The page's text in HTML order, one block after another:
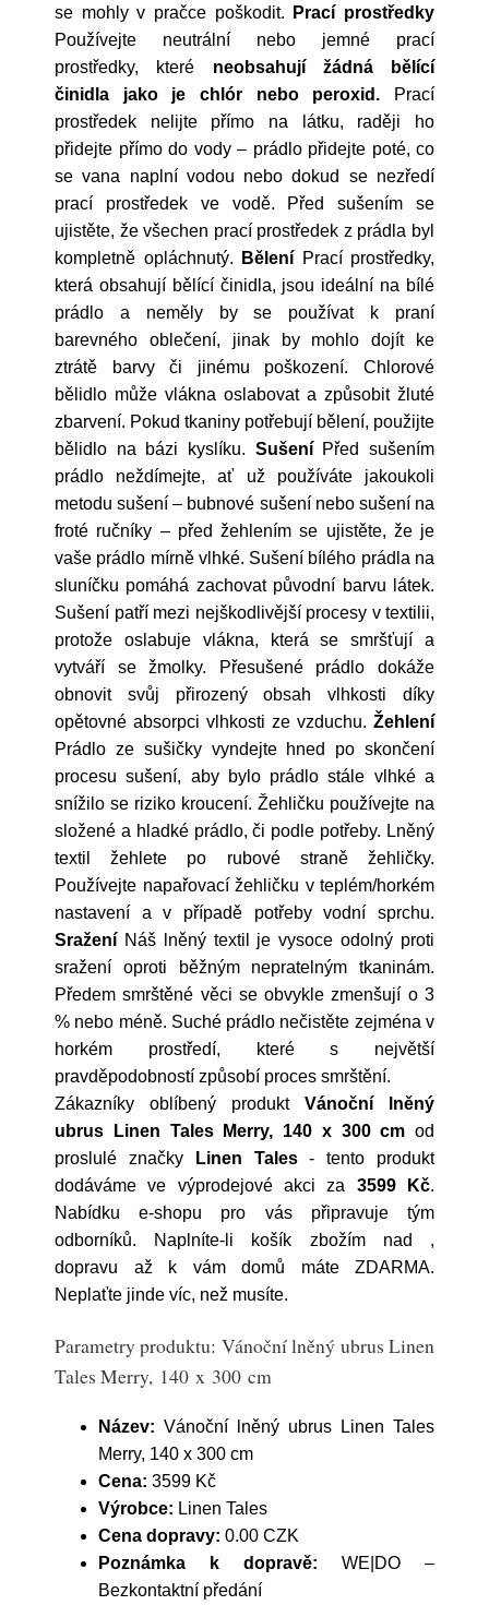
se mohly v pračce poškodit.
Prací prostředky
Používejte neutrální nebo jemné prací
prostředky, které neobsahují žádná bělící
činidla jako je chlór nebo peroxid. Prací
prostředek nelijte přímo na látku, raději ho
přidejte přímo do vody – prádlo přidejte poté, co
se vana naplní vodou nebo dokud se nezředí
prací prostředek ve vodě. Před sušením se
ujistěte, že všechen prací prostředek z prádla byl
kompletně opláchnutý.
Bělení Prací prostředky,
která obsahují bělící činidla, jsou ideální na bílé
prádlo a neměly by se používat k praní
barevného oblečení, jinak by mohlo dojít ke
ztrátě barvy či jinému poškození. Chlorové
bělidlo může vlákna oslabovat a způsobit žluté
zbarvení. Pokud tkaniny potřebují bělení, použijte
bělidlo na bázi kyslíku. SušeníPřed sušením
prádlo neždímejte, ať už používáte jakoukoli
metodu sušení – bubnové sušení nebo sušení na
froté ručníky – před žehlením se ujistěte, že je
vaše prádlo mírně vlhké. Sušení bílého prádla na
sluníčku pomáhá zachovat původní barvu látek.
Sušení patří mezi nejškodlivější procesy v textilii,
protože oslabuje vlákna, která se smršťují a
vytváří se žmolky. Přesušené prádlo dokáže
obnovit svůj přirozený obsah vlhkosti díky
opětovné absorpci vlhkosti ze vzduchu. Žehlení
Prádlo ze sušičky vyndejte hned po skončení
procesu sušení, aby bylo prádlo stále vlhké a
snížilo se riziko kroucení. Žehličku používejte na
složené a hladké prádlo, či podle potřeby. Lněný
textil žehlete po rubové straně žehličky.
Používejte napařovací žehličku v teplém/horkém
nastavení a v případě potřeby vodní sprchu.
Sražení Náš lněný textil je vysoce odolný proti
sražení oproti běžným nepratelným tkaninám.
Předem smrštěné věci se obvykle zmenšují o 3
% nebo méně. Suché prádlo nečistěte zejména v
horkém prostředí, které s největší
pravděpodobností způsobí proces smrštění.
Zákazníky oblíbený produkt Vánoční lněný
ubrus Linen Tales Merry, 140 x 300 cm od
proslulé značky
Linen Tales- tento produkt
dodáváme ve výprodejové akci za 3599 Kč.
Nabídku e-shopu pro vás připravuje tým
odborníků. Naplníte-li košík zbožím nad ,
dopravu až k vám domů máte ZDARMA.
Neplaťte jinde víc, než musíte.
Parametry produktu: Vánoční lněný ubrus Linen
Tales Merry, 140 x 300 cm
Název: Vánoční lněný ubrus Linen Tales
Merry, 140 x 300 cm
Cena: 3599 Kč
Výrobce: Linen Tales
Cena dopravy: 0.00 CZK
Poznámka k dopravě: WE|DO –
Bezkontaktní předání